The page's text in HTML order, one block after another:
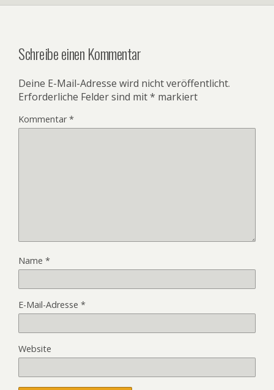
Schreibe einen Kommentar
Deine E-Mail-Adresse wird nicht veröffentlicht.
Erforderliche Felder sind mit* markiert
Kommentar*
Name *
E-Mail-Adresse *
Website